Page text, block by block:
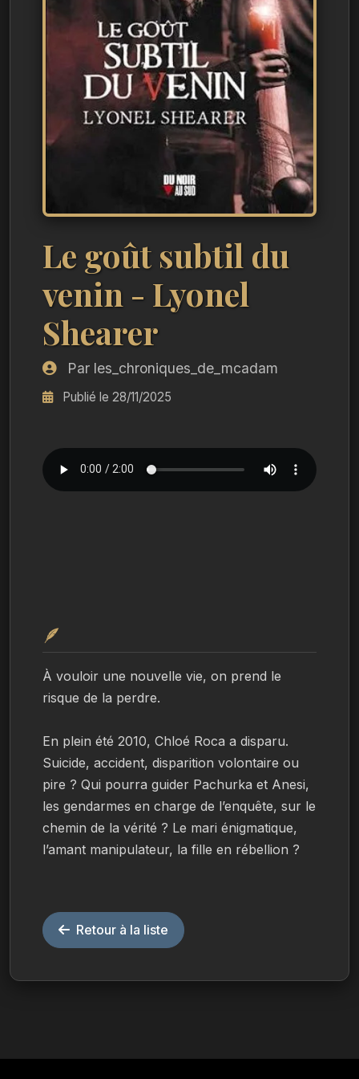
Le goût subtil du
venin - Lyonel
Shearer
Par les_chroniques_de_mcadam
Publié le 28/11/2025
🪶
À vouloir une nouvelle vie, on prend le
risque de la perdre.
En plein été 2010, Chloé Roca a disparu.
Suicide, accident, disparition volontaire ou
pire ? Qui pourra guider Pachurka et Anesi,
les gendarmes en charge de l’enquête, sur le
chemin de la vérité ? Le mari énigmatique,
l’amant manipulateur, la fille en rébellion ?
Retour à la liste